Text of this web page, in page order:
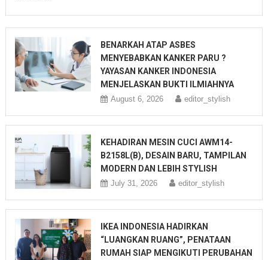
BENARKAH ATAP ASBES
MENYEBABKAN KANKER PARU ?
YAYASAN KANKER INDONESIA
MENJELASKAN BUKTI ILMIAHNYA
August 6, 2026 editor_stylish
KEHADIRAN MESIN CUCI AWM14-
B2158L(B), DESAIN BARU, TAMPILAN
MODERN DAN LEBIH STYLISH
July 31, 2026 editor_stylish
IKEA INDONESIA HADIRKAN
“LUANGKAN RUANG”, PENATAAN
RUMAH SIAP MENGIKUTI PERUBAHAN